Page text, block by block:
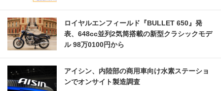
ロイヤルエンフィールド『BULLET 650』発
表、648cc並列2気筒搭載の新型クラシックモデ
ル 98万0100円から
アイシン、内陸部の商用車向け水素ステーショ
ンでオンサイト製造調査